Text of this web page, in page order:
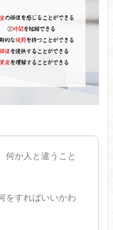
何か人と違うこと
をすればいいかわ